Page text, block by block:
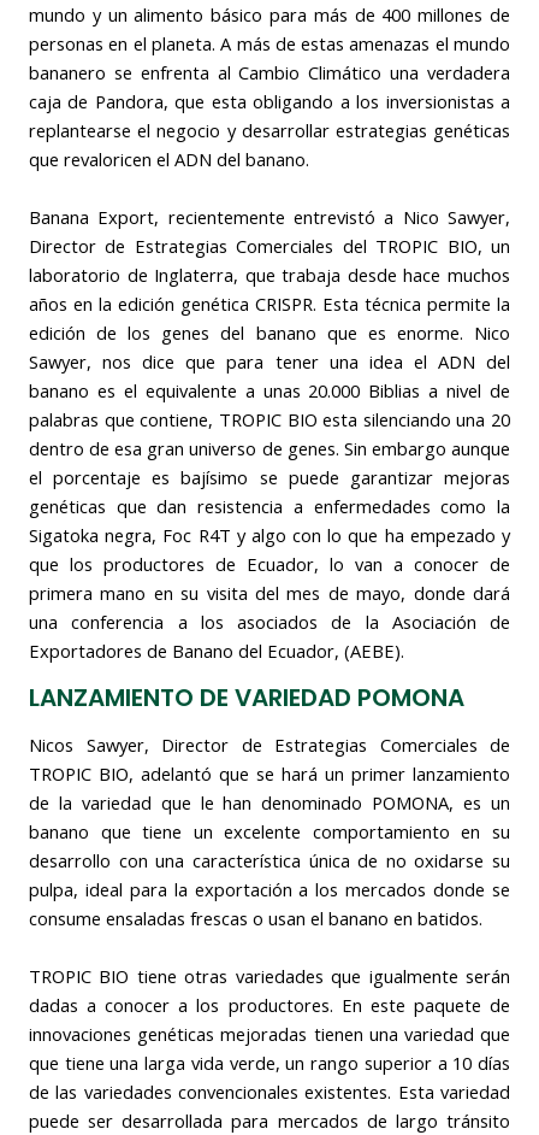
mundo y un alimento básico para más de 400 millones de
personas en el planeta. A más de estas amenazas el mundo
bananero se enfrenta al Cambio Climático una verdadera
caja de Pandora, que esta obligando a los inversionistas a
replantearse el negocio y desarrollar estrategias genéticas
que revaloricen el ADN del banano.
Banana Export, recientemente entrevistó a Nico Sawyer,
Director de Estrategias Comerciales del TROPIC BIO, un
laboratorio de Inglaterra, que trabaja desde hace muchos
años en la edición genética CRISPR. Esta técnica permite la
edición de los genes del banano que es enorme. Nico
Sawyer, nos dice que para tener una idea el ADN del
banano es el equivalente a unas 20.000 Biblias a nivel de
palabras que contiene, TROPIC BIO esta silenciando una 20
dentro de esa gran universo de genes. Sin embargo aunque
el porcentaje es bajísimo se puede garantizar mejoras
genéticas que dan resistencia a enfermedades como la
Sigatoka negra, Foc R4T y algo con lo que ha empezado y
que los productores de Ecuador, lo van a conocer de
primera mano en su visita del mes de mayo, donde dará
una conferencia a los asociados de la Asociación de
Exportadores de Banano del Ecuador, (AEBE).
LANZAMIENTO DE VARIEDAD POMONA
Nicos Sawyer, Director de Estrategias Comerciales de
TROPIC BIO, adelantó que se hará un primer lanzamiento
de la variedad que le han denominado POMONA, es un
banano que tiene un excelente comportamiento en su
desarrollo con una característica única de no oxidarse su
pulpa, ideal para la exportación a los mercados donde se
consume ensaladas frescas o usan el banano en batidos.
TROPIC BIO tiene otras variedades que igualmente serán
dadas a conocer a los productores. En este paquete de
innovaciones genéticas mejoradas tienen una variedad que
que tiene una larga vida verde, un rango superior a 10 días
de las variedades convencionales existentes. Esta variedad
puede ser desarrollada para mercados de largo tránsito